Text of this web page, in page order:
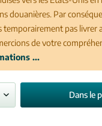
douanières. Par
temporairement pas livrer
de votre
...
Dans le